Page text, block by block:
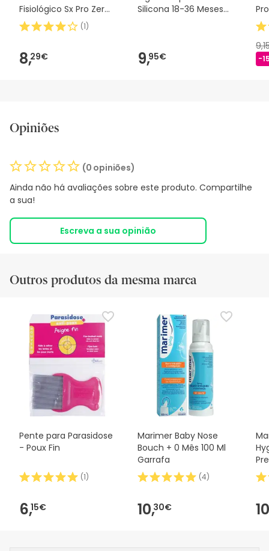
Fisiológico Sx Pro Zero
2m 1 peça
(1)
8,29€
Silicona 18-36 Meses
9,95€ -
Opiniões
(0 opiniões)
Ainda não há avaliações sobre este produto. Compartilhe
a sua!
Escreva a sua opinião
Outros produtos da mesma marca
Pente para Parasidose
- Poux Fin
(1)
6,15€
Marimer Baby Nose
Bouch + 0 Mês 100 Ml
Garrafa
(4)
10,30€